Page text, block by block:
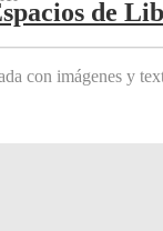
de
con imágenes y